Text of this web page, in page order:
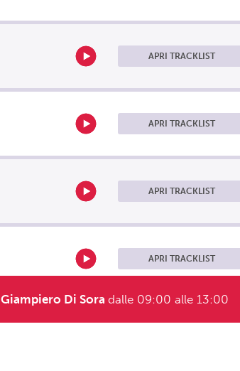
Giampiero Di Sora dalle 09:00 alle 13:00
APRI TRACKLIST
APRI TRACKLIST
APRI TRACKLIST
APRI TRACKLIST